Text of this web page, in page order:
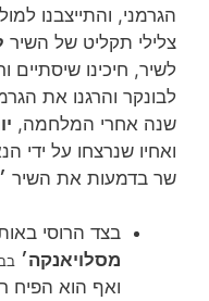
הגרמני, והתייצבנו
צלילי תקליט של השיר
לשיר, חיכינו שיסתיים
לבונקר והרגנו את
שנה אחרי המלחמה,
ואחיו שנרצחו על ידי
שר בדמעות את השיר
בצד הרוסי
מסלויאנקה׳
ואף הוא הפיח